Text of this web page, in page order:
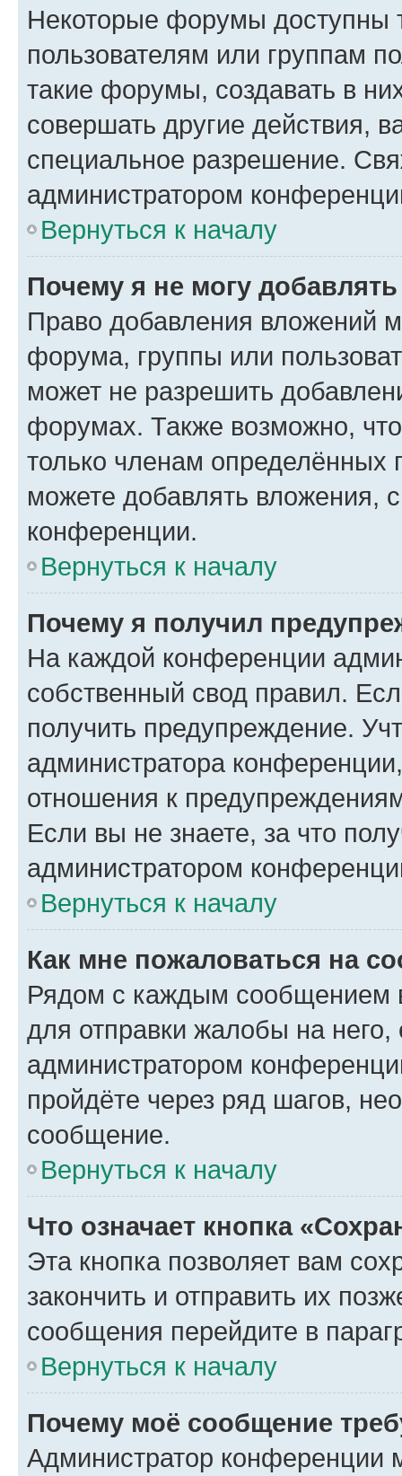
Некоторые форумы доступны
пользователям или группам
такие форумы, создавать в
совершать другие действия,
специальное разрешение.
администратором
Вернуться к началу
Почему я не могу
Право добавления вложений
форума, группы или
может не разрешить
форумах. Также возможно,
только членам определённых
можете добавлять вложения,
конференции.
Вернуться к началу
Почему я получил
На каждой конференции
собственный свод правил.
получить предупреждение.
администратора
отношения к
Если вы не знаете, за что
администратором
Вернуться к началу
Как мне пожаловаться на
Рядом с каждым сообщением
для отправки жалобы на
администратором
пройдёте через ряд шагов,
сообщение.
Вернуться к началу
Что означает кнопка
Эта кнопка позволяет вам
закончить и отправить их
сообщения перейдите в
Вернуться к началу
Почему моё сообщение
Администратор конференции